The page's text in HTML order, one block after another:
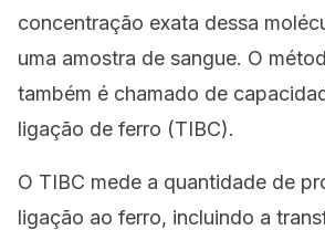
concentração exata dessa
uma amostra de sangue. O
também é chamado de
ligação de ferro (TIBC).
O TIBC mede a quantidade de
ligação ao ferro, incluindo a